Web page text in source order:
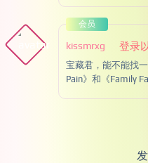
会员
登录
kissmrxg
宝藏君，能不能找
Pain》和《Family